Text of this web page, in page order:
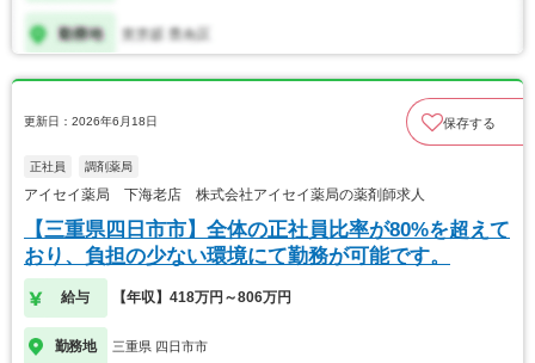
更新日：2026年6月18日 保存する
正社員 調剤薬局
アイセイ薬局 下海老店 株式会社アイセイ薬局の薬剤師求人
【三重県四日市市】全体の正社員比率が80%を超えて
おり、負担の少ない環境にて勤務が可能です。
給与 【年収】418万円～806万円
勤務地 三重県 四日市市